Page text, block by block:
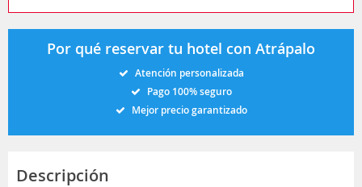
Por qué reservar tu hotel con Atrápalo
Atención personalizada
Pago 100% seguro
Mejor precio garantizado
Descripción